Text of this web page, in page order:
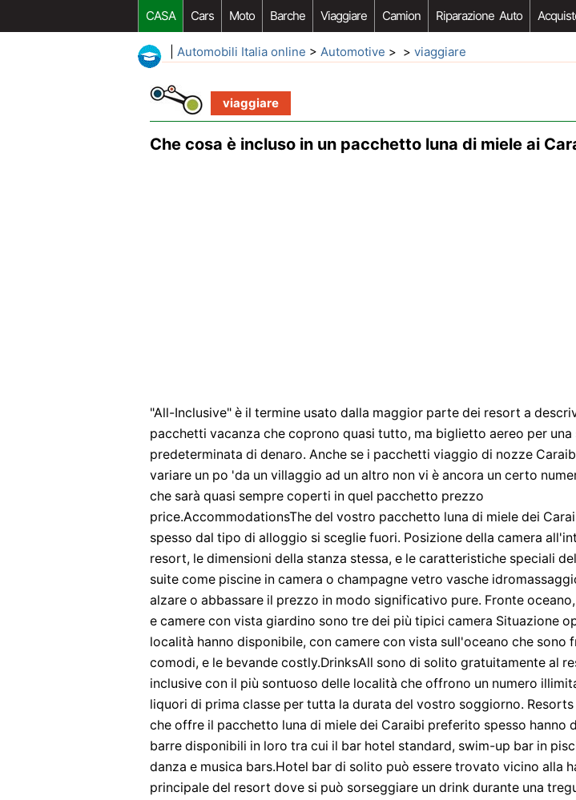
CASA Cars Moto Barche Viaggiare Camion Riparazione Auto
Automobili Italia online > Automotive > > viaggiare
viaggiare
Che cosa è incluso in un pacchetto luna di miele ai
"All-Inclusive" è il termine usato dalla maggior parte dei resort a
pacchetti vacanza che coprono quasi tutto, ma biglietto aereo per una
predeterminata di denaro. Anche se i pacchetti viaggio di nozze
variare un po 'da un villaggio ad un altro non vi è ancora un certo
che sarà quasi sempre coperti in quel pacchetto prezzo
price.AccommodationsThe del vostro pacchetto luna di miele dei
spesso dal tipo di alloggio si sceglie fuori. Posizione della camera
resort, le dimensioni della stanza stessa, e le caratteristiche speciali
suite come piscine in camera o champagne vetro vasche
alzare o abbassare il prezzo in modo significativo pure. Fronte
e camere con vista giardino sono tre dei più tipici camera Situazione
località hanno disponibile, con camere con vista sull'oceano che sono
comodi, e le bevande costly.DrinksAll sono di solito gratuitamente al
inclusive con il più sontuoso delle località che offrono un numero
liquori di prima classe per tutta la durata del vostro soggiorno.
che offre il pacchetto luna di miele dei Caraibi preferito spesso hanno
barre disponibili in loro tra cui il bar hotel standard, swim-up bar in
danza e musica bars.Hotel bar di solito può essere trovato vicino alla
principale del resort dove si può sorseggiare un drink durante una